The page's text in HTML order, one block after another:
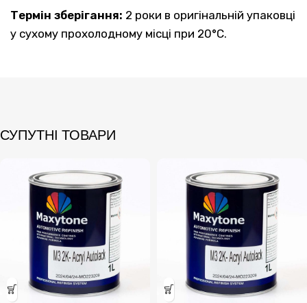
Термін зберігання: 2 роки в оригінальній упаковці
у сухому прохолодному місці при 20°C.
СУПУТНІ ТОВАРИ